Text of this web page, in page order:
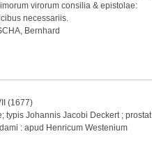
virorum consilia & epistolae:
necessariis.
Bernhard
(1677)
typis Johannis Jacobi Deckert ; prostat
: apud Henricum Westenium